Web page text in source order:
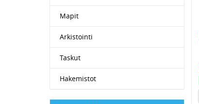
Mapit
Arkistointi
Taskut
Hakemistot